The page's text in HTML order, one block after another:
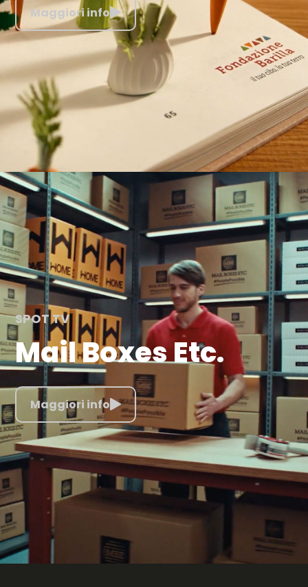
Maggiori info
SPOT TV
Mail Boxes Etc.
Maggiori info